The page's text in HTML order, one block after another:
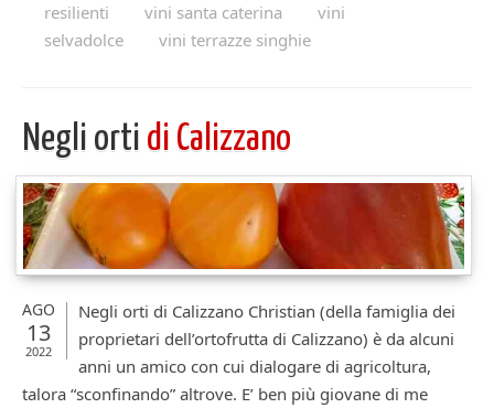
resilienti
vini santa caterina
vini
selvadolce
vini terrazze singhie
Negli orti di Calizzano
AGO
13
2022
Negli orti di Calizzano Christian (della famiglia dei
proprietari dell’ortofrutta di Calizzano) è da alcuni
anni un amico con cui dialogare di agricoltura,
talora “sconfinando” altrove. E’ ben più giovane di me